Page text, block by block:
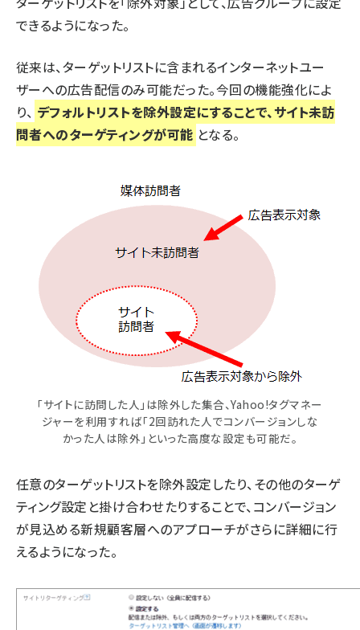
できるようになった。
従来は、ターゲットリストに含まれるインターネットユー
ザーへの広告配信のみ可能だった。今回の機能強化によ
り、 デフォルトリストを除外設定にすることで、サイト未訪
問者へのターゲティングが可能 となる。
「サイトに訪問した人」は除外した集合、Yahoo!タグマネー
ジャーを利用すれば「2回訪れた人でコンバージョンしな
かった人は除外」といった高度な設定も可能だ。
任意のターゲットリストを除外設定したり、その他のターゲ
ティング設定と掛け合わせたりすることで、コンバージョン
が見込める新規顧客層へのアプローチがさらに詳細に行
えるようになった。